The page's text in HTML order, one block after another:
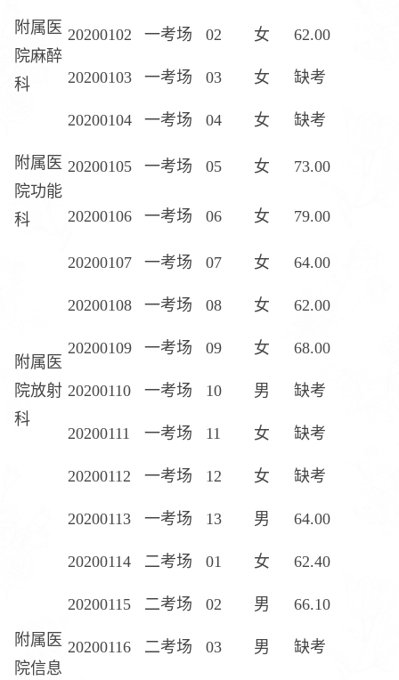
附属医
院麻醉
科
20200102 一考场 02 女 62.00
20200103 一考场 03 女 缺考
20200104 一考场 04 女 缺考
附属医
院功能
科
20200105 一考场 05 女 73.00
20200106 一考场 06 女 79.00
附属医
院放射
科
20200107 一考场 07 女 64.00
20200108 一考场 08 女 62.00
20200109 一考场 09 女 68.00
20200110 一考场 10 男 缺考
20200111 一考场 11 女 缺考
20200112 一考场 12 女 缺考
20200113 一考场 13 男 64.00
附属医
院信息
20200114 二考场 01 女 62.40
20200115 二考场 02 男 66.10
20200116 二考场 03 男 缺考